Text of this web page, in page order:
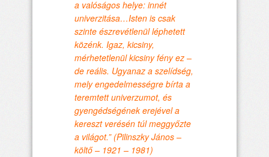
a valóságos helye: innét
univerzitása…Isten is csak
szinte észrevétlenül léphetett
közénk. Igaz, kicsiny,
mérhetetlenül kicsiny fény ez –
de reális. Ugyanaz a szelídség,
mely engedelmességre bírta a
teremtett univerzumot, és
gyengédségének erejével a
kereszt verésén túl meggyőzte
a világot.” (Pilinszky János –
költő – 1921 – 1981)